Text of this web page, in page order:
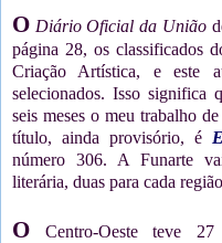
O Diário Oficial da União
página 28, os classificados
Criação Artística, e este
selecionados. Isso significa
seis meses o meu trabalho
título, ainda provisório, é
número 306. A Funarte
literária, duas para cada
O Centro-Oeste teve